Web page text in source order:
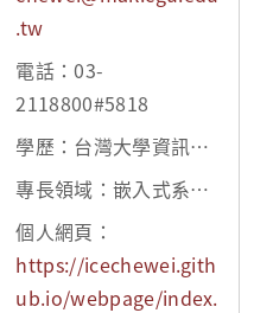
.tw
電話：03-
2118800#5818
學歷：台灣大學資訊工
程博士
專長領域：嵌入式系
統、作業系統、多核心
即時排程演算法、異質
計算資源管理
個人網頁：
https://icechewei.gith
ub.io/webpage/index.